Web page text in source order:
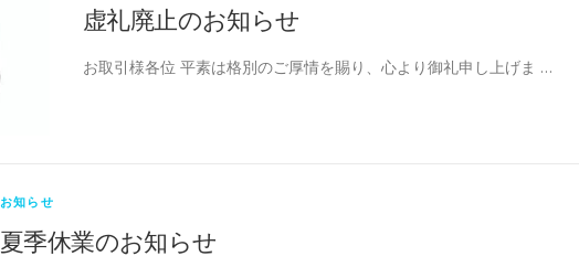
虚礼廃止のお知らせ
お取引様各位 平素は格別のご厚情を賜り、心より御礼申し上げま …
お知らせ
夏季休業のお知らせ